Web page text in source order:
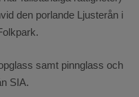
den porlande Ljusterån i
samt pinnglass och
SIA.